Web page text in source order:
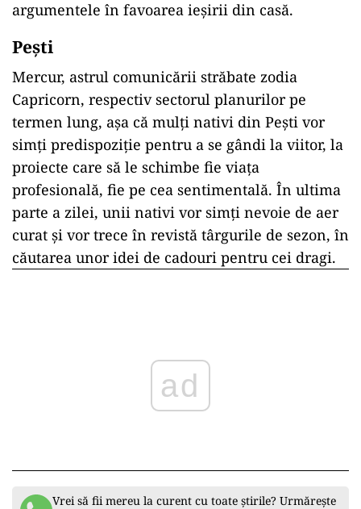
argumentele în favoarea ieșirii din casă.
Pești
Mercur, astrul comunicării străbate zodia
Capricorn, respectiv sectorul planurilor pe
termen lung, așa că mulți nativi din Pești vor
simți predispoziție pentru a se gândi la viitor, la
proiecte care să le schimbe fie viața
profesională, fie pe cea sentimentală. În ultima
parte a zilei, unii nativi vor simți nevoie de aer
curat și vor trece în revistă târgurile de sezon, în
căutarea unor idei de cadouri pentru cei dragi.
ad
Vrei să fii mereu la curent cu toate știrile? Urmărește